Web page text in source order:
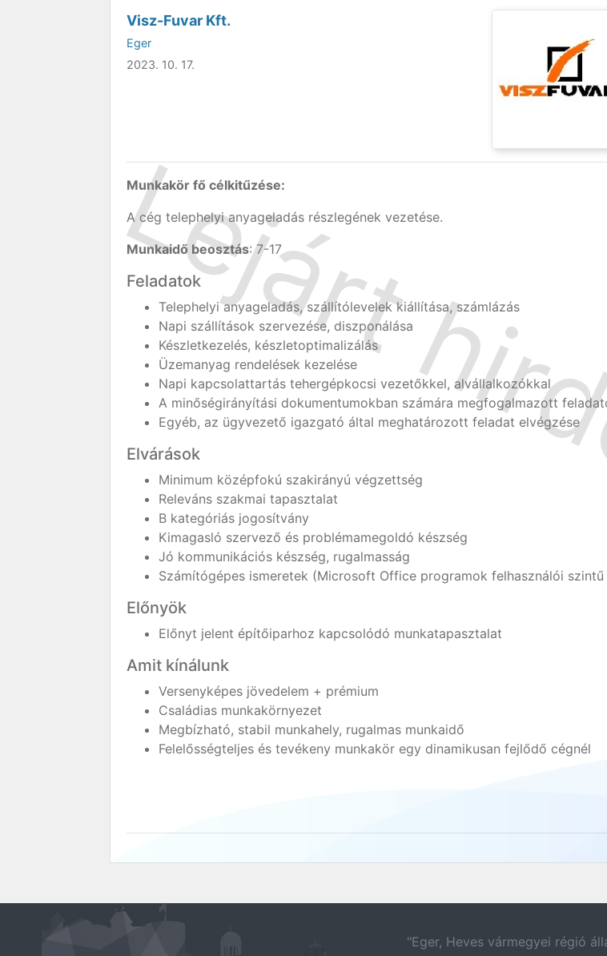
Visz-Fuvar Kft.
Eger
2023. 10. 17.
Munkakör fő célkitűzése:
A cég telephelyi anyageladás részlegének vezetése.
Munkaidő beosztás: 7-17
Feladatok
Telephelyi anyageladás, szállítólevelek kiállítása, számlázás
Napi szállítások szervezése, diszponálása
Készletkezelés, készletoptimalizálás
Üzemanyag rendelések kezelése
Napi kapcsolattartás tehergépkocsi vezetőkkel, alvállalkozókkal
A minőségirányítási dokumentumokban számára megfogalmazott
Egyéb, az ügyvezető igazgató által meghatározott feladat elvégzése
Elvárások
Minimum középfokú szakirányú végzettség
Releváns szakmai tapasztalat
B kategóriás jogosítvány
Kimagasló szervező és problémamegoldó készség
Jó kommunikációs készség, rugalmasság
Számítógépes ismeretek (Microsoft Office programok felhasználói szintű
Előnyök
Előnyt jelent építőiparhoz kapcsolódó munkatapasztalat
Amit kínálunk
Versenyképes jövedelem + prémium
Családias munkakörnyezet
Megbízható, stabil munkahely, rugalmas munkaidő
Felelősségteljes és tevékeny munkakör egy dinamikusan fejlődő cégnél
"Eger, Heves vármegyei régió